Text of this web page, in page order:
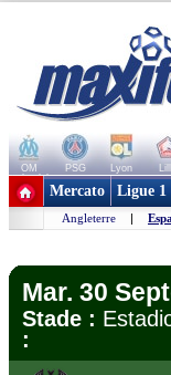
OM PSG Lyon
+ de clubs
Mercato Ligue 1
Angleterre |
Mar. 30
Stade :
: